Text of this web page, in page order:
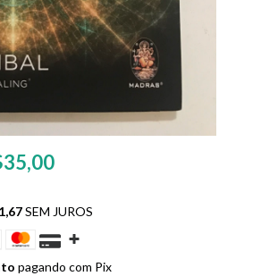
SEM JUROS
pagando com Pix